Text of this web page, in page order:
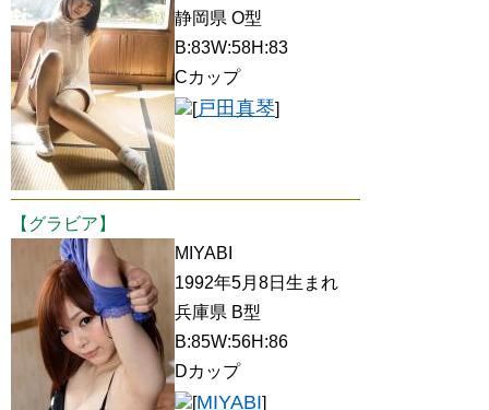
静岡県 O型
B:83W:58H:83
Cカップ
[戸田真琴]
【グラビア】
MIYABI
1992年5月8日生まれ
兵庫県 B型
B:85W:56H:86
Dカップ
[MIYABI]